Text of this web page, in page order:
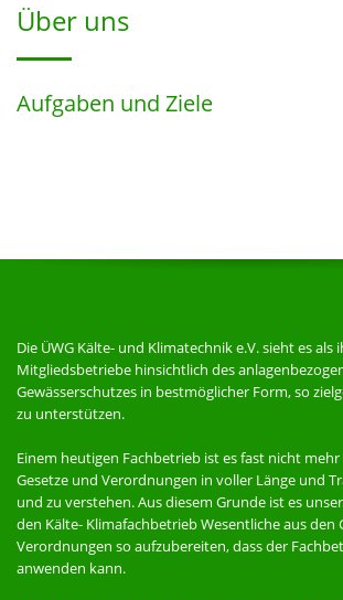
Über uns
Aufgaben und Ziele
Die ÜWG Kälte- und Klimatechnik e.V. sieht es als
Mitgliedsbetriebe hinsichtlich des
Gewässerschutzes in bestmöglicher Form, so
zu unterstützen.
Einem heutigen Fachbetrieb ist es fast nicht
Gesetze und Verordnungen in voller Länge und
und zu verstehen. Aus diesem Grunde ist es
den Kälte- Klimafachbetrieb Wesentliche aus den
Verordnungen so aufzubereiten, dass der
anwenden kann.